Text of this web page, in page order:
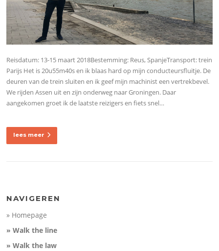
Reisdatum: 13-15 maart 2018Bestemming: Reus, SpanjeTransport: trein
Parijs Het is 20u55m40s en ik blaas hard op mijn conducteursfluitje. De
deuren van de trein sluiten en ik geef mijn machinist een vertrekbevel.
We rijden Assen uit en zijn onderweg naar Groningen. Daar
aangekomen groet ik de laatste reizigers en fiets snel…
lees meer
NAVIGEREN
» Homepage
» Walk the line
» Walk the law